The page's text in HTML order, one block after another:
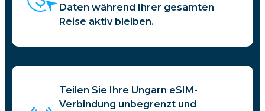
Daten während Ihrer gesamten
Reise aktiv bleiben.
Teilen Sie Ihre Ungarn eSIM-
Verbindung unbegrenzt und